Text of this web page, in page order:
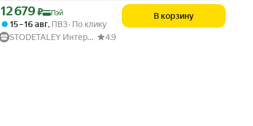
Цена с картой Яндекс Пэй 12679 ₽ вместо
12 679₽ Пэй
15 – 16 авг, ПВЗ По клику
STODETALEY Интернет-магазин автозапчастей
4.9
В корзину